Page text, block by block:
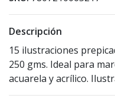
Descripción
15 ilustraciones
250 gms. Ideal para
acuarela y acrílico.